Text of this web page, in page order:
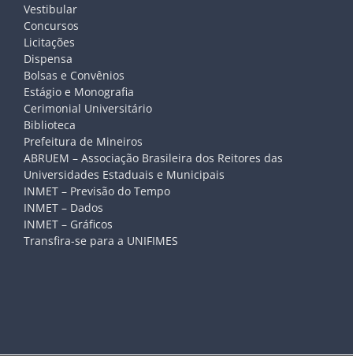
Vestibular
Concursos
Licitações
Dispensa
Bolsas e Convênios
Estágio e Monografia
Cerimonial Universitário
Biblioteca
Prefeitura de Mineiros
ABRUEM – Associação Brasileira dos Reitores das
Universidades Estaduais e Municipais
INMET – Previsão do Tempo
INMET – Dados
INMET – Gráficos
Transfira-se para a UNIFIMES